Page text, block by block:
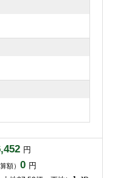
円
額） 0 円